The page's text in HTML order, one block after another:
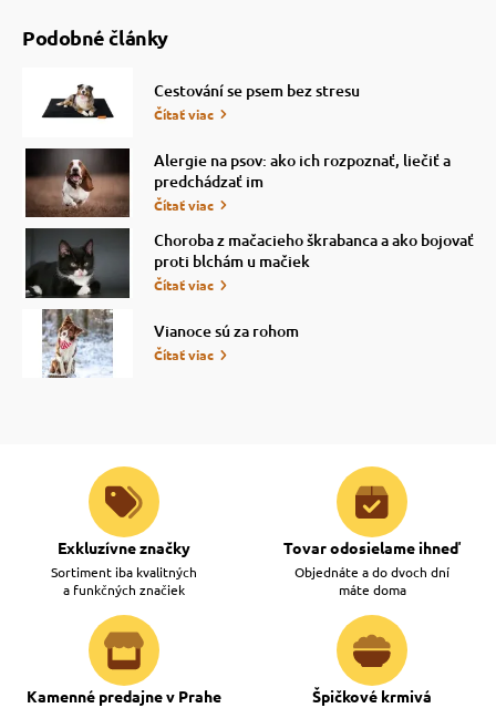
Podobné články
Cestování se psem bez stresu
Čítať viac
Alergie na psov: ako ich rozpoznať, liečiť a
predchádzať im
Čítať viac
Choroba z mačacieho škrabanca a ako bojovať
proti blchám u mačiek
Čítať viac
Vianoce sú za rohom
Čítať viac
Exkluzívne značky
Sortiment iba kvalitných
a funkčných značiek
Tovar odosielame ihneď
Objednáte a do dvoch dní
máte doma
Kamenné predajne v Prahe Špičkové krmivá